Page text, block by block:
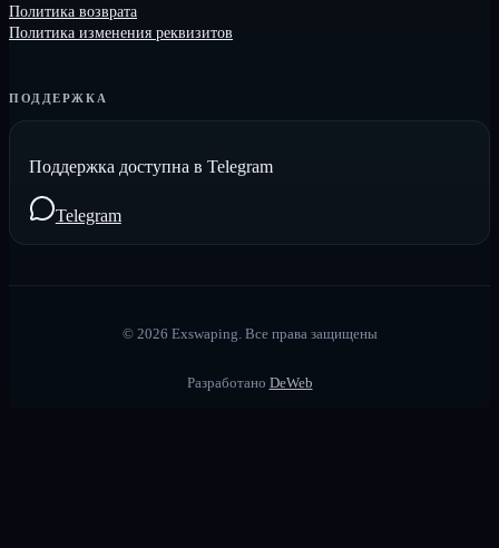
Политика возврата
Политика изменения реквизитов
ПОДДЕРЖКА
Поддержка доступна в Telegram
Telegram
© 2026 Exswaping. Все права защищены
Разработано DeWeb